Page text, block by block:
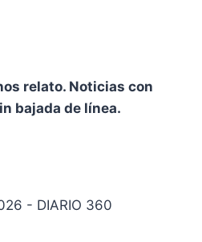
relato. Noticias con
bajada de línea.
- DIARIO 360